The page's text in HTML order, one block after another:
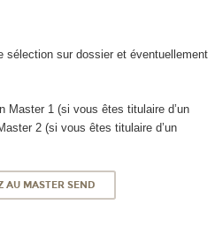
sélection sur dossier et éventuellement
Master 1 (si vous êtes titulaire d’un
2 (si vous êtes titulaire d’un
AU MASTER SEND